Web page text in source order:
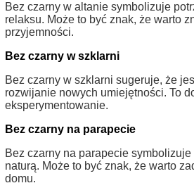
Bez czarny w altanie symbolizuje
relaksu. Może to być znak, że warto
przyjemności.
Bez czarny w szklarni
Bez czarny w szklarni sugeruje, że
rozwijanie nowych umiejętności. To
eksperymentowanie.
Bez czarny na parapecie
Bez czarny na parapecie
naturą. Może to być znak, że warto
domu.